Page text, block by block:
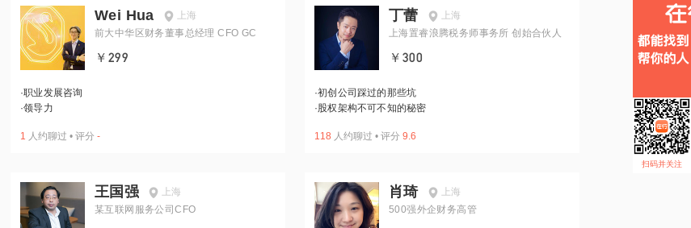
Wei Hua
上海
前大中华区财务董事总经理 CFO GC
￥299
·职业发展咨询
·领导力
1 人约聊过 • 评分 -
丁蕾
上海
上海置睿浪腾税务师事务所 创始合伙人
￥300
·初创公司踩过的那些坑
·股权架构不可不知的秘密
118 人约聊过 • 评分 9.6
王国强
上海
某互联网服务公司CFO
肖琦
上海
500强外企财务高管
扫码并关注